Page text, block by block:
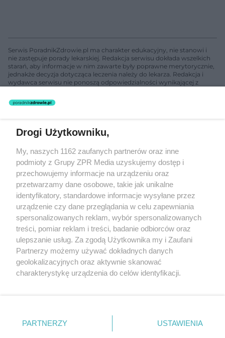
Serwis PoradnikZdrowie.pl ma charakter edukacyjny, nie stanowi i
nie zastępuje porady lekarskiej. Redakcja serwisu dokłada wszelkich
starań, aby informacje w nim zawarte były poprawne merytorycznie,
jednakże decyzja dotycząca leczenia należy do lekarza. Redakcja i
wydawca serwisu nie ponoszą odpowiedzialności wynikającej z
nie prowadzi działalności leczniczej polegającej na udzielaniu
świadczeń zdrowotnych w rozumieniu art. 3 ust 1 ustawy o
Żaden utwór zamieszczony w serwisie nie może być powielany i
rozpowszechniany lub dalej rozpowszechniany w jakikolwiek sposób
(w tym także elektroniczny lub mechaniczny) na jakimkolwiek polu
eksploatacji w jakiejkolwiek formie, włącznie z umieszczaniem w
Internecie bez pisemnej zgody właściciela praw. Jakiekolwiek użycie
lub wykorzystanie utworów w całości lub w części z naruszeniem
prawa, tzn. bez właściwej zgody, jest zabronione pod groźbą kary i
może być ścigane prawnie.
O nas
Nasze serwisy
Drogi Użytkowniku,
My, naszych 1162 zaufanych partnerów oraz inne
podmioty z Grupy ZPR Media uzyskujemy dostęp i
przechowujemy informacje na urządzeniu oraz
przetwarzamy dane osobowe, takie jak unikalne
identyfikatory, standardowe informacje wysyłane przez
urządzenie czy dane przeglądania w celu zapewniania
spersonalizowanych reklam, wybór spersonalizowanych
treści, pomiar reklam i treści, badanie odbiorców oraz
ulepszanie usług. Za zgodą Użytkownika my i Zaufani
Partnerzy możemy używać dokładnych danych
geolokalizacyjnych oraz aktywnie skanować
charakterystykę urządzenia do celów identyfikacji.
zmienić/wycofać klikając przycisk ustawień prywatności
znajdujący się w lewym dolnym rogu strony
PARTNERZY USTAWIENIA